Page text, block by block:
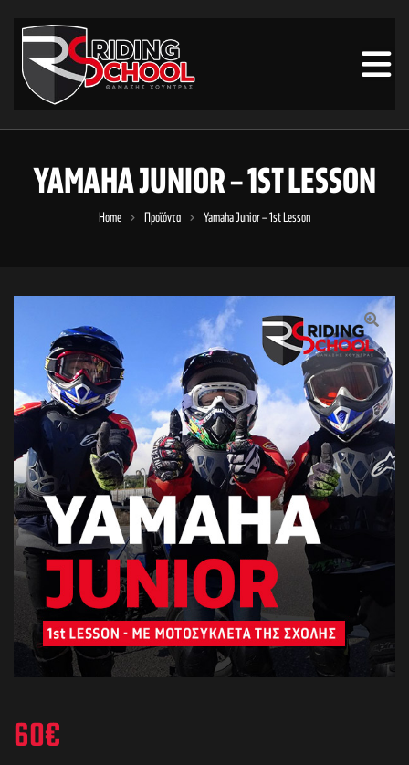
YAMAHA JUNIOR – 1ST LESSON
Home Προϊόντα Yamaha Junior – 1st Lesson
🔍
60€